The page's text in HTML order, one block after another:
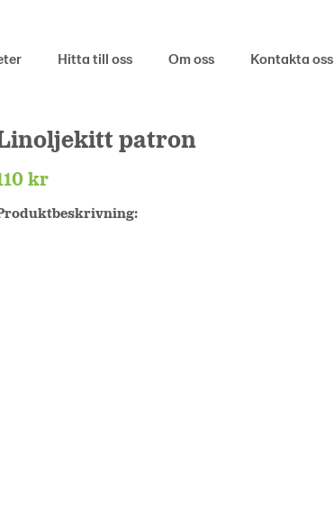
Hitta till oss Om oss Kontakta oss
patron
kr